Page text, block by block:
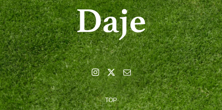
TOP